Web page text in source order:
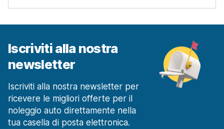
Iscriviti alla nostra
newsletter
Iscriviti alla nostra newsletter per
ricevere le migliori offerte per il
noleggio auto direttamente nella
tua casella di posta elettronica.